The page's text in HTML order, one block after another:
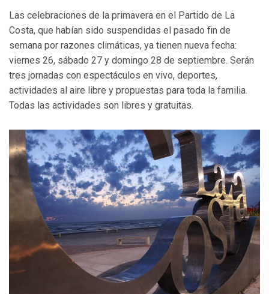
Las celebraciones de la primavera en el Partido de La
Costa, que habían sido suspendidas el pasado fin de
semana por razones climáticas, ya tienen nueva fecha:
viernes 26, sábado 27 y domingo 28 de septiembre. Serán
tres jornadas con espectáculos en vivo, deportes,
actividades al aire libre y propuestas para toda la familia.
Todas las actividades son libres y gratuitas.